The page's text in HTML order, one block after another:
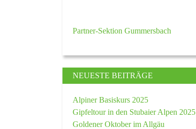
Partner-Sektion Gummersbach
NEUESTE BEITRÄGE
Alpiner Basiskurs 2025
Gipfeltour in den Stubaier Alpen 2025
Goldener Oktober im Allgäu